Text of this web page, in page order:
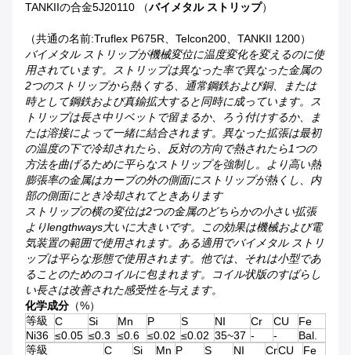
TANKIIの合金5J20110 （バイメタル ストリップ）
（共通の名前:Truflex P675R、Telcon200、TANKII 1200）
バイメタル ストリップが機械変位に温度変化を変えるのに使
用されています。ストリップは異なった率で異なった金属の
2つのストリップから熱くする、通常鋼鉄および銅、または
時として鋼鉄および真鍮拡大すると同時に成っています。ス
トリップは長さ中リベットで留まるか、ろう付けするか、ま
たは溶接によって一緒に結合されます。異なった拡張は最初
の温度の下で冷却されたら、反対の方向で熱されたら1つの
方法を曲げるために平らなストリップを強制し。より高い熱
膨張率の金属はカーブの外の側面にストリップが熱くし、内
部の側面にとき冷却されてときあります
ストリップの横の変位は2つの金属のどちらかの小さい拡張
よりlengthways大いに大きいです。この効果は機械および電
気装置の範囲で使用されます。ある適用でバイメタル ストリ
ップは平らな形態で使用されます。他では、それは小型であ
ることのためのコイルに包まれます。コイル状版のすばらし
い長さは改善された感受性を与えます。
化学成分 （%）
等級
C Si Mn P S NI Cr CU
Fe
Ni36 ≤0.05 ≤0.3 ≤0.6 ≤0.02 ≤0.02 35~37 - -
Bal.
等級
C Si Mn P S NI CrCU Fe